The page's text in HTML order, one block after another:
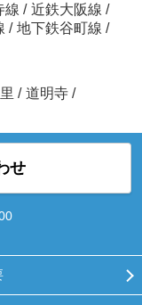
線 / 近鉄大阪線 /
/ 地下鉄谷町線 /
/ 道明寺 /
せ